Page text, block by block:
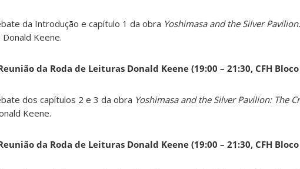
da Introdução e capítulo 1 da obra Yoshimasa and the Silver
Donald Keene.
da Roda de Leituras Donald Keene (19:00 – 21:30, CFH
dos capítulos 2 e 3 da obra Yoshimasa and the Silver Pavilion: The
Keene.
da Roda de Leituras Donald Keene (19:00 – 21:30, CFH